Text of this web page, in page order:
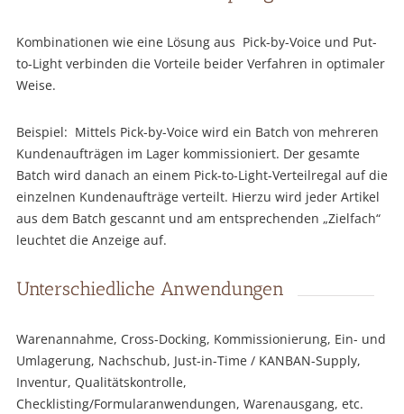
Kombinationen wie eine Lösung aus Pick-by-Voice und Put-
to-Light verbinden die Vorteile beider Verfahren in optimaler
Weise.
Beispiel: Mittels Pick-by-Voice wird ein Batch von mehreren
Kundenaufträgen im Lager kommissioniert. Der gesamte
Batch wird danach an einem Pick-to-Light-Verteilregal auf die
einzelnen Kundenaufträge verteilt. Hierzu wird jeder Artikel
aus dem Batch gescannt und am entsprechenden „Zielfach“
leuchtet die Anzeige auf.
Unterschiedliche Anwendungen
Warenannahme, Cross-Docking, Kommissionierung, Ein- und
Umlagerung, Nachschub, Just-in-Time / KANBAN-Supply,
Inventur, Qualitätskontrolle,
Checklisting/Formularanwendungen, Warenausgang, etc.